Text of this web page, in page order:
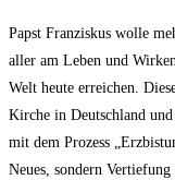
Papst Fran­zis­kus wol­le
aller am Leben und
Welt heu­te errei­chen.
Kir­che in Deutsch­land
mit dem Pro­zess
Neu­es, son­dern Ver­tie­fung